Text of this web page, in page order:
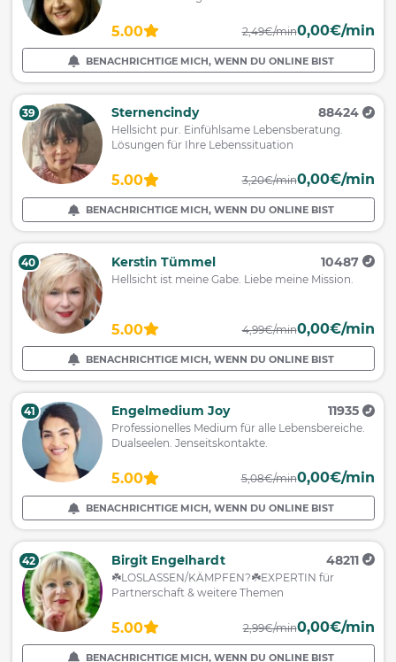
5.00 2,49€/min0,00€/min
BENACHRICHTIGE MICH, WENN DU ONLINE BIST
39 Sternencindy 88424
Hellsicht pur. Einfühlsame Lebensberatung.
Lösungen für Ihre Lebenssituation
5.00 3,20€/min0,00€/min
BENACHRICHTIGE MICH, WENN DU ONLINE BIST
40 Kerstin Tümmel 10487
Hellsicht ist meine Gabe. Liebe meine Mission.
5.00 4,99€/min0,00€/min
BENACHRICHTIGE MICH, WENN DU ONLINE BIST
41 Engelmedium Joy 11935
Professionelles Medium für alle Lebensbereiche.
Dualseelen. Jenseitskontakte.
5.00 5,08€/min0,00€/min
BENACHRICHTIGE MICH, WENN DU ONLINE BIST
42 Birgit Engelhardt 48211
☘️LOSLASSEN/KÄMPFEN?☘️EXPERTIN für
Partnerschaft & weitere Themen
5.00 2,99€/min0,00€/min
BENACHRICHTIGE MICH, WENN DU ONLINE BIST